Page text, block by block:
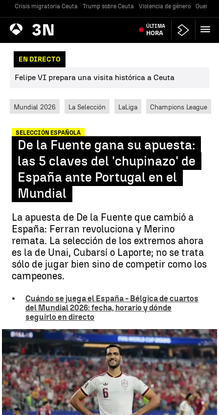
Crisis migratoria Ceuta Trump sobre Ceuta Violencia de género Guerra
Antena
3 Noticias ÚLTIMA
HORA
EN DIRECTO
Felipe VI prepara una visita histórica a Ceuta
Mundial 2026 La Selección LaLiga Champions League
SELECCIÓN ESPAÑOLA
De la Fuente gana su apuesta:
las 5 claves del 'chupinazo' de
España ante Portugal en el
Mundial
La apuesta de De la Fuente que cambió a
España: Ferran revoluciona y Merino
remata. La selección de los extremos ahora
es la de Unai, Cubarsí o Laporte; no se trata
sólo de jugar bien sino de competir como los
campeones.
Cuándo se juega el España - Bélgica de cuartos
del Mundial 2026: fecha, horario y dónde
seguirlo en directo